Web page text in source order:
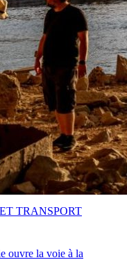
ouvre la voie à la
TRANSPORT